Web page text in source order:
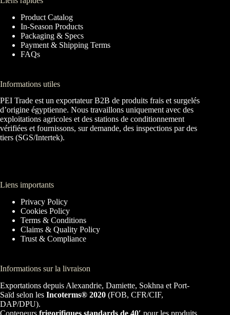
Product Catalog
In-Season Products
Packaging & Specs
Payment & Shipping Terms
FAQs
Informations utiles
PEI Trade est un exportateur B2B de produits frais et surgelés
d’origine égyptienne. Nous travaillons uniquement avec des
exploitations agricoles et des stations de conditionnement
vérifiées et fournissons, sur demande, des inspections par des
tiers (SGS/Intertek).
Liens importants
Privacy Policy
Cookies Policy
Terms & Conditions
Claims & Quality Policy
Trust & Compliance
Informations sur la livraison
Exportations depuis Alexandrie, Damiette, Sokhna et Port-
Saïd selon les Incoterms® 2020 (FOB, CFR/CIF,
DAP/DPU).
Conteneurs frigorifiques standards de 40′ pour les produits